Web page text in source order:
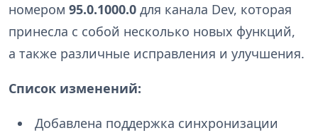
номером 95.0.1000.0 для канала Dev, которая
принесла с собой несколько новых функций,
а также различные исправления и улучшения.
Список изменений:
Добавлена поддержка синхронизации